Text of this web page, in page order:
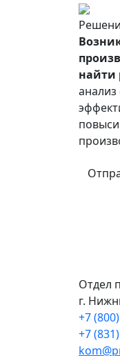
найти
Отдел
г.
+7
+7